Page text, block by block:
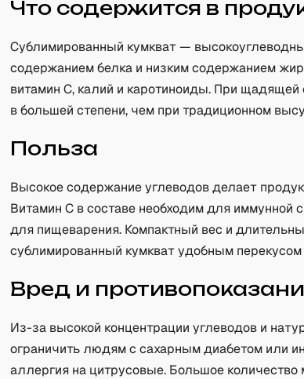
Что содержится в
Сублимированный кумкват —
содержанием белка и низким содержанием
витамин C, калий и каротиноиды. При
в большей степени, чем при традиционном
Польза
Высокое содержание углеводов делает
Витамин C в составе необходим для иммунной
для пищеварения. Компактный вес и
сублимированный кумкват удобным перекусом
Вред и
Из-за высокой концентрации углеводов и
ограничить людям с сахарным диабетом или
аллергия на цитрусовые. Большое